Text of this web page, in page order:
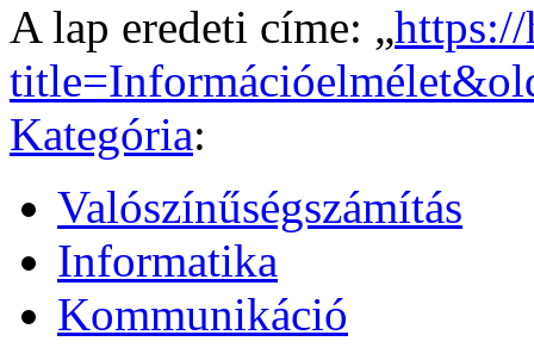
A lap eredeti címe: „
Kategória:
Valószínűségszámítás
Informatika
Kommunikáció